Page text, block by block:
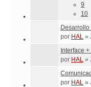
9
10
por HAL »
Interface
por HAL »
por HAL »